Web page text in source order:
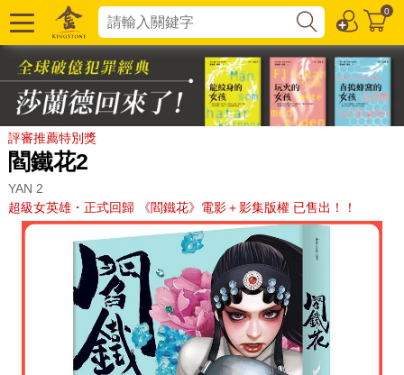
0
評審推薦特別獎
閻鐵花2
YAN 2
超級女英雄・正式回歸 《閻鐵花》電影＋影集版權 已售出！！